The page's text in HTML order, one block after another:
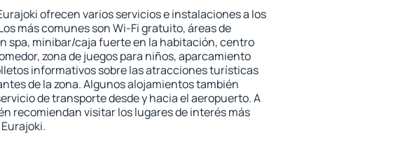
ofrecen varios servicios e instalaciones a los
más comunes son Wi-Fi gratuito, áreas de
spa, minibar/caja fuerte en la habitación, centro
zona de juegos para niños, aparcamiento
informativos sobre las atracciones turísticas
de la zona. Algunos alojamientos también
de transporte desde y hacia el aeropuerto. A
recomiendan visitar los lugares de interés más